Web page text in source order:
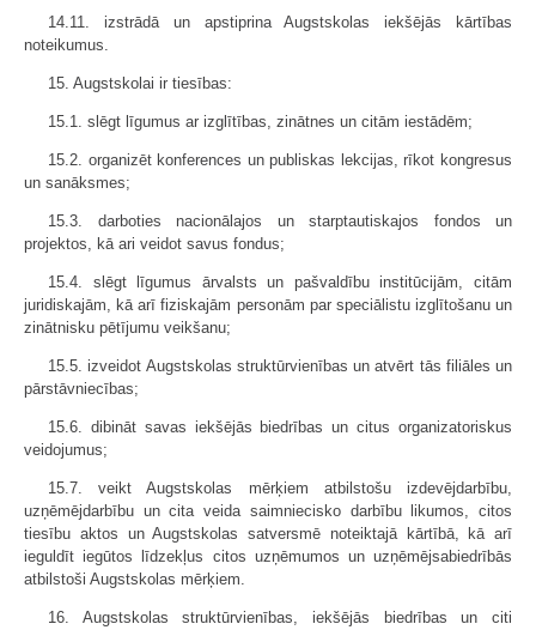
14.11. izstrādā un apstiprina Augstskolas iekšējās kārtības
noteikumus.
15. Augstskolai ir tiesības:
15.1. slēgt līgumus ar izglītības, zinātnes un citām iestādēm;
15.2. organizēt konferences un publiskas lekcijas, rīkot kongresus
un sanāksmes;
15.3. darboties nacionālajos un starptautiskajos fondos un
projektos, kā ari veidot savus fondus;
15.4. slēgt līgumus ārvalsts un pašvaldību institūcijām, citām
juridiskajām, kā arī fiziskajām personām par speciālistu izglītošanu un
zinātnisku pētījumu veikšanu;
15.5. izveidot Augstskolas struktūrvienības un atvērt tās filiāles un
pārstāvniecības;
15.6. dibināt savas iekšējās biedrības un citus organizatoriskus
veidojumus;
15.7. veikt Augstskolas mērķiem atbilstošu izdevējdarbību,
uzņēmējdarbību un cita veida saimniecisko darbību likumos, citos
tiesību aktos un Augstskolas satversmē noteiktajā kārtībā, kā arī
ieguldīt iegūtos līdzekļus citos uzņēmumos un uzņēmējsabiedrībās
atbilstoši Augstskolas mērķiem.
16. Augstskolas struktūrvienības, iekšējās biedrības un citi